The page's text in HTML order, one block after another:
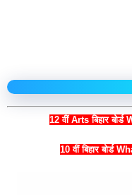
12 वीं Arts बिहार
10 वीं बिहार बोर्ड